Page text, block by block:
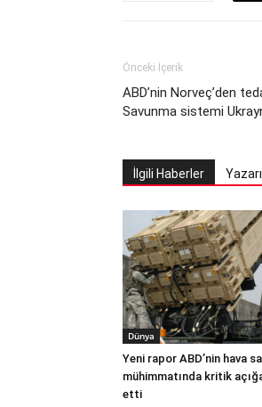
Önceki İçerik
ABD’nin Norveç’den
Savunma sistemi
İlgili Haberler
Dünya
Yeni rapor ABD’nin hava
mühimmatında kritik
etti